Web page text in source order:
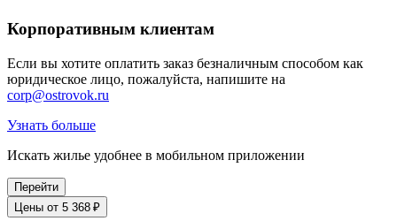
Корпоративным клиентам
Если вы хотите оплатить заказ безналичным способом как
юридическое лицо, пожалуйста, напишите на
corp@ostrovok.ru
Узнать больше
Искать жилье удобнее в мобильном приложении
Перейти
Цены от 5 368 ₽